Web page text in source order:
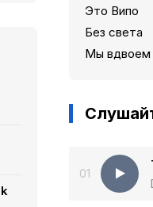
Это Випо
Без света
Мы вдвоем
01